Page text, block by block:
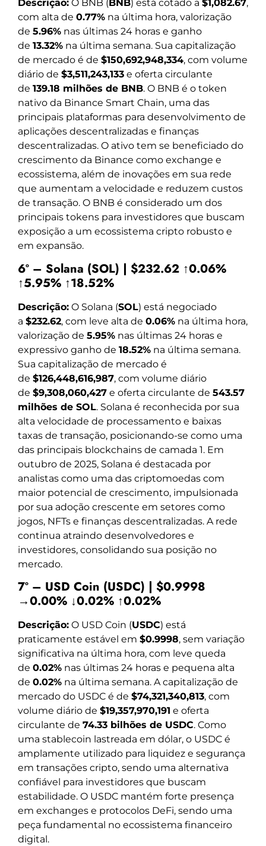
Descrição: O BNB ( BNB) está cotado a $1,082.67,
com alta de 0.77% na última hora, valorização
de 5.96% nas últimas 24 horas e ganho
de 13.32% na última semana. Sua capitalização
de mercado é de $150,692,948,334, com volume
diário de $3,511,243,133 e oferta circulante
de 139.18 milhões de BNB. O BNB é o token
nativo da Binance Smart Chain, uma das
principais plataformas para desenvolvimento de
aplicações descentralizadas e finanças
descentralizadas. O ativo tem se beneficiado do
crescimento da Binance como exchange e
ecossistema, além de inovações em sua rede
que aumentam a velocidade e reduzem custos
de transação. O BNB é considerado um dos
principais tokens para investidores que buscam
exposição a um ecossistema cripto robusto e
em expansão.
6º – Solana (SOL) | $232.62 ↑0.06%
↑5.95% ↑18.52%
Descrição: O Solana (SOL) está negociado
a $232.62, com leve alta de 0.06% na última hora,
valorização de 5.95% nas últimas 24 horas e
expressivo ganho de 18.52% na última semana.
Sua capitalização de mercado é
de $126,448,616,987, com volume diário
de $9,308,060,427 e oferta circulante de 543.57
milhões de SOL. Solana é reconhecida por sua
alta velocidade de processamento e baixas
taxas de transação, posicionando-se como uma
das principais blockchains de camada 1. Em
outubro de 2025, Solana é destacada por
analistas como uma das criptomoedas com
maior potencial de crescimento, impulsionada
por sua adoção crescente em setores como
jogos, NFTs e finanças descentralizadas. A rede
continua atraindo desenvolvedores e
investidores, consolidando sua posição no
mercado.
7º – USD Coin (USDC) | $0.9998
→0.00% ↓0.02% ↑0.02%
Descrição: O USD Coin (USDC) está
praticamente estável em $0.9998, sem variação
significativa na última hora, com leve queda
de 0.02% nas últimas 24 horas e pequena alta
de 0.02% na última semana. A capitalização de
mercado do USDC é de $74,321,340,813, com
volume diário de $19,357,970,191 e oferta
circulante de 74.33 bilhões de USDC. Como
uma stablecoin lastreada em dólar, o USDC é
amplamente utilizado para liquidez e segurança
em transações cripto, sendo uma alternativa
confiável para investidores que buscam
estabilidade. O USDC mantém forte presença
em exchanges e protocolos DeFi, sendo uma
peça fundamental no ecossistema financeiro
digital.